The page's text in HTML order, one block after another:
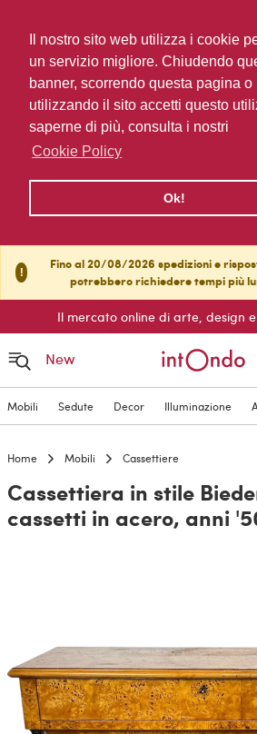
Il nostro sito web utilizza i cookie
un servizio migliore. Chiudendo
banner, scorrendo questa pagina o
utilizzando il sito accetti questo
saperne di più, consulta i nostri
Cookie Policy
Ok!
!
Fino al 20/08/2026 spedizioni e
potrebbero richiedere tempi più
Il mercato online di arte, design
New
Mobili Sedute Decor Illuminazione
Home Mobili Cassettiere
Cassettiera in stile
cassetti in acero, anni